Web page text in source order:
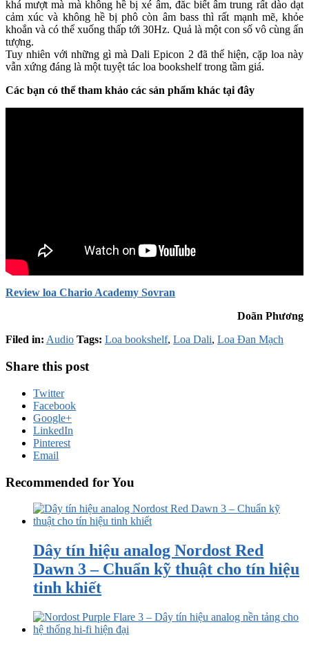
khá mượt mà mà không hề bị xé âm, đăc biết âm trung rất dào dạt
cảm xúc và không hề bị phô còn âm bass thì rất mạnh mẽ, khỏe
khoắn và có thể xuống thấp tới 30Hz. Quả là một con số vô cùng ấn
tượng.
Tuy nhiên với những gì mà Dali Epicon 2 đã thể hiện, cặp loa này
vẫn xứng đáng là một tuyệt tác loa bookshelf trong tầm giá.
Các bạn có thể tham khảo các sản phẩm khác tại đây
Review loa Chario Academy Sovran
Doãn Phương
Filed in: Audio Tags: Loa bookshelf, Loa Dali, Loa Đan Mạch
Share this post
Twitter
Facebook
Google+
LinkedIn
Pinterest
Email
Recommended for You
Dây tín hiệu analog Nordost Red
Dawn 3 – Chuẩn kỹ thuật cho tín hiệu
tinh khiết